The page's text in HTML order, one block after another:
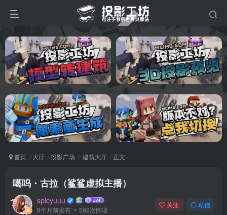
首页 大厅 投影广场 建筑大厅 正文
噶呜・古拉（鲨鲨虚拟主播）
spicyuuu
8个月前发布 592次阅读
关注 私信